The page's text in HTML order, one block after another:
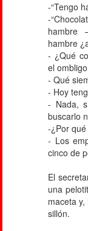
-“Tengo
-
hambre
hambre
- ¿Qué
el
- Qué
- Hoy
- Nada,
buscarlo
-¿Por
- Los
cinco de
El
una
maceta
sillón.